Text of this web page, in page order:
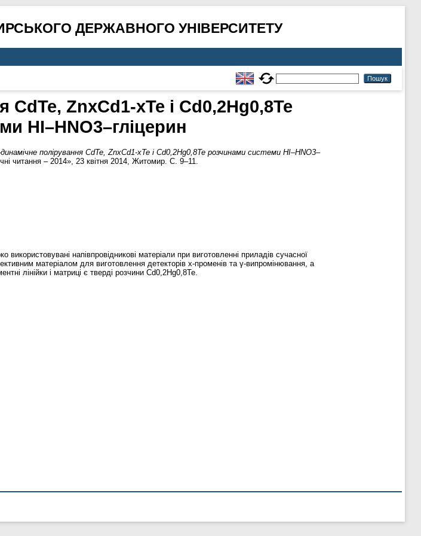
ДЕРЖАВНОГО УНІВЕРСИТЕТУ
CdTe, ZnxCd1-xTe і Cd0,2Hg0,8Te
HI–HNO3–гліцерин
динамічне полірування CdTe, ZnxCd1-xTe і Cd0,2Hg0,8Te розчинами системи HI–HNO3–
читання – 2014», 23 квітня 2014, Житомир. С. 9–11.
напівпровідникові матеріали при виготовленні приладів сучасної
матеріалом для виготовлення детекторів х-променів та γ-випромінювання, а
лінійки і матриці є тверді розчини Cd0,2Hg0,8Te.